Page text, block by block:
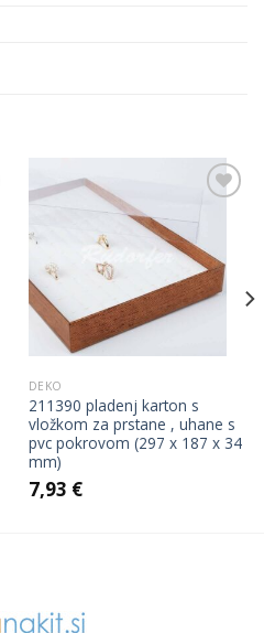
Add to
Wishlist
DEKO
211390 pladenj karton s
vložkom za prstane , uhane s
pvc pokrovom (297 x 187 x 34
mm)
7,93 €